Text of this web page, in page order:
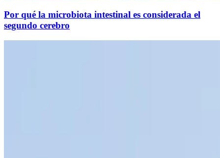
Por qué la microbiota intestinal es considerada el
segundo cerebro